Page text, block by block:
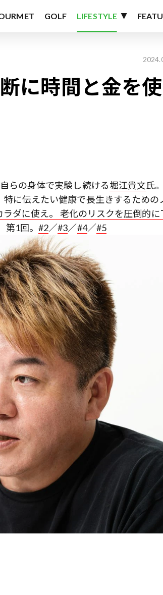
GOLF LIFESTYLE
に時間と金を使
らの身体で実験し続ける堀江貴文氏。
に伝えたい健康で長生きするための
ラダに使え。 ⽼化のリスクを圧倒的に
1回。 #2／#3／#4／#5